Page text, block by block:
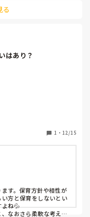
す。
てやっちゃってま
ます】
、
がやる。これを尊重す
う。。
かな、、と心が折れま
い」と言ってもらった
のかな、と思います🙆‍♀️
る
はあり？
満児だけで2クラス合
子で、
いたり、急に走って部
る先生(S先生)が、
ースで違う特別な遊
せているのですが、
！」と言うのですが、
、数も少ないので、
。
1 ・ 12/15
す。保育方針や相性が
方と保育をしないとい
よね💦
なおさら柔軟な考えを